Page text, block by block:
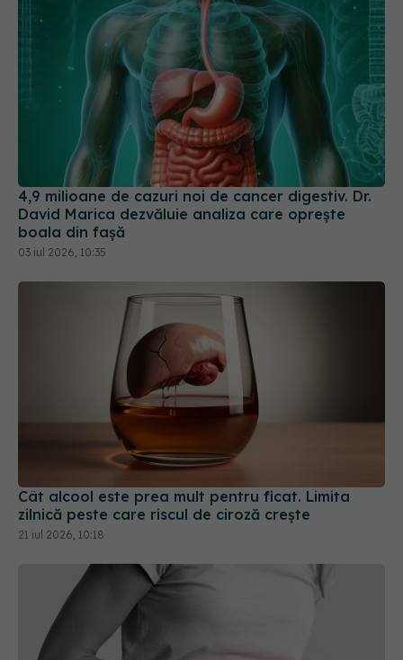
4,9 milioane de cazuri noi de cancer digestiv. Dr.
David Marica dezvăluie analiza care oprește
boala din fașă
03 iul 2026, 10:35
Cât alcool este prea mult pentru ficat. Limita
zilnică peste care riscul de ciroză crește
21 iul 2026, 10:18